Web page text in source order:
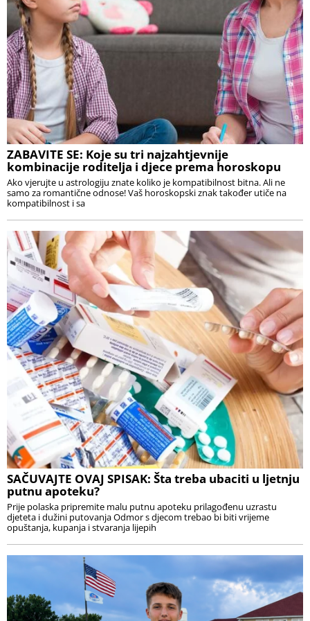
ZABAVITE SE: Koje su tri najzahtjevnije
kombinacije roditelja i djece prema horoskopu
Ako vjerujte u astrologiju znate koliko je kompatibilnost bitna. Ali ne
samo za romantične odnose! Vaš horoskopski znak također utiče na
kompatibilnost i sa
SAČUVAJTE OVAJ SPISAK: Šta treba ubaciti u ljetnju
putnu apoteku?
Prije polaska pripremite malu putnu apoteku prilagođenu uzrastu
djeteta i dužini putovanja Odmor s djecom trebao bi biti vrijeme
opuštanja, kupanja i stvaranja lijepih